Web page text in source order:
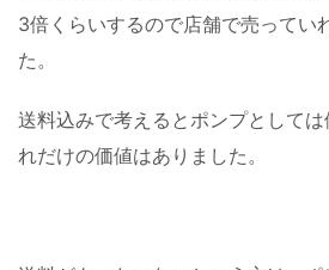
3倍くらいするので店舗で売ってい
た。
送料込みで考えるとポンプとして
れだけの価値はありました。